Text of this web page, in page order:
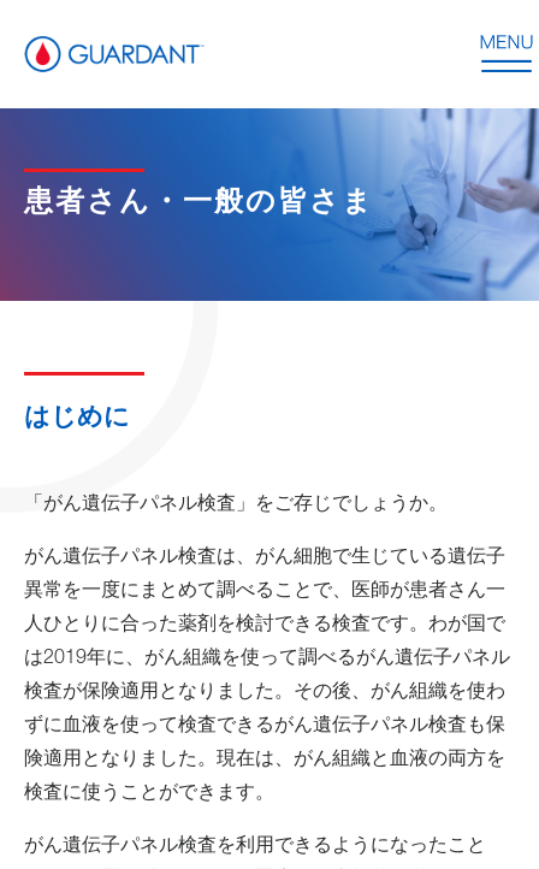
患者さん・一般の皆さま
はじめに
「がん遺伝子パネル検査」をご存じでしょうか。
がん遺伝子パネル検査は、がん細胞で生じている遺伝子
異常を一度にまとめて調べることで、医師が患者さん一
人ひとりに合った薬剤を検討できる検査です。わが国で
は2019年に、がん組織を使って調べるがん遺伝子パネル
検査が保険適用となりました。その後、がん組織を使わ
ずに血液を使って検査できるがん遺伝子パネル検査も保
険適用となりました。現在は、がん組織と血液の両方を
検査に使うことができます。
がん遺伝子パネル検査を利用できるようになったこと